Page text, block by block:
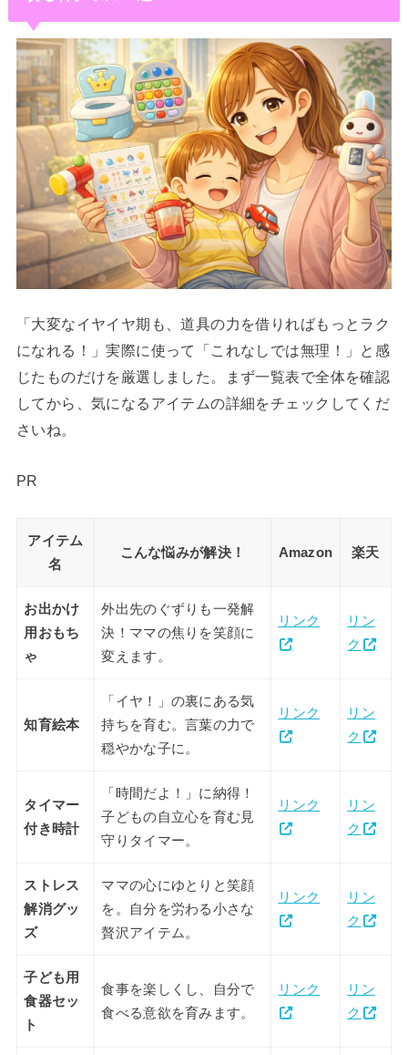
「大変なイヤイヤ期も、道具の力を借りればもっとラク
になれる！」実際に使って「これなしでは無理！」と感
じたものだけを厳選しました。まず一覧表で全体を確認
してから、気になるアイテムの詳細をチェックしてくだ
さいね。
PR
アイテム
名
こんな悩みが解決！ Amazon 楽天
お出かけ
用おもち
ゃ
外出先のぐずりも一発解
決！ママの焦りを笑顔に
変えます。
リンク
リン
ク
知育絵本
「イヤ！」の裏にある気
持ちを育む。言葉の力で
穏やかな子に。
リンク
リン
ク
タイマー
付き時計
「時間だよ！」に納得！
子どもの自立心を育む見
守りタイマー。
リンク
リン
ク
ストレス
解消グッ
ズ
ママの心にゆとりと笑顔
を。自分を労わる小さな
贅沢アイテム。
リンク
リン
ク
子ども用
食器セッ
ト
食事を楽しくし、自分で
食べる意欲を育みます。
リンク
リン
ク